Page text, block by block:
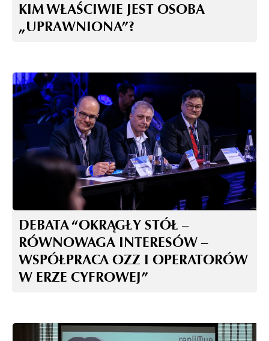
KIM WŁAŚCIWIE JEST OSOBA
„UPRAWNIONA”?
DEBATA “OKRĄGŁY STÓŁ –
RÓWNOWAGA INTERESÓW –
WSPÓŁPRACA OZZ I OPERATORÓW
W ERZE CYFROWEJ”